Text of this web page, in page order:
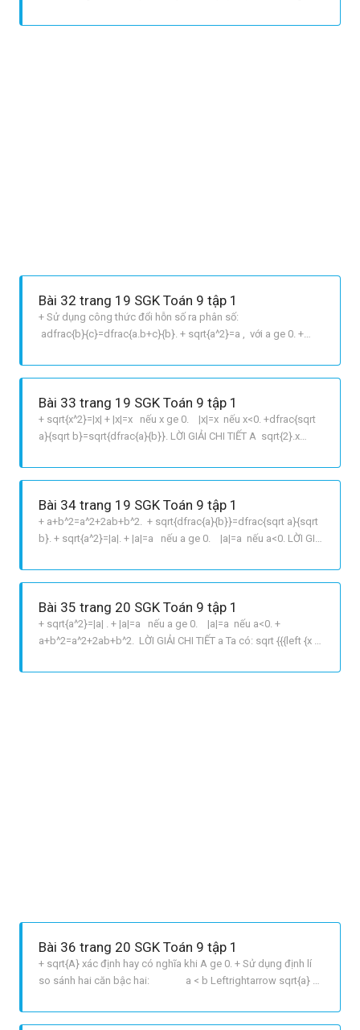
=sqrt{3^2}= 3. + sqrt {25} sqrt {16} = sqrt{5^2}sqrt{4^2}=5
Bài 32 trang 19 SGK Toán 9 tập 1
+ Sử dụng công thức đổi hỗn số ra phân số:
adfrac{b}{c}=dfrac{a.b+c}{b}. + sqrt{a^2}=a , với a ge 0. +
sqrt{ab}=sqrt{a}. sqrt{b}, với a, b ge 0. + a^2 b^2=aba+b LỜI
Bài 33 trang 19 SGK Toán 9 tập 1
+ sqrt{x^2}=|x| + |x|=x nếu x ge 0. |x|=x nếu x<0. +dfrac{sqrt
a}{sqrt b}=sqrt{dfrac{a}{b}}. LỜI GIẢI CHI TIẾT A sqrt{2}.x
x=dfrac{sqrt{50}}{sqrt{2}} Leftrightarrow x =sqrt{dfrac{50}{2}}
Bài 34 trang 19 SGK Toán 9 tập 1
+ a+b^2=a^2+2ab+b^2. + sqrt{dfrac{a}{b}}=dfrac{sqrt a}{sqrt
b}. + sqrt{a^2}=|a|. + |a|=a nếu a ge 0. |a|=a nếu a<0. LỜI GIẢI
{a^{2}b^{4}}}=ab^2.dfrac{sqrt{3}}{sqrt{a^2b^4}}
Bài 35 trang 20 SGK Toán 9 tập 1
+ sqrt{a^2}=|a| . + |a|=a nếu a ge 0. |a|=a nếu a<0. +
a+b^2=a^2+2ab+b^2. LỜI GIẢI CHI TIẾT a Ta có: sqrt {{{left {x 3}
left[ matrix{ x 3 = 9 hfill cr x 3 = 9 hfill cr} right. Leftrigh
Bài 36 trang 20 SGK Toán 9 tập 1
+ sqrt{A} xác định hay có nghĩa khi A ge 0. + Sử dụng định lí
so sánh hai căn bậc hai: a < b Leftrightarrow sqrt{a} <
LỜI GIẢI CHI TIẾT a ĐÚNG. Vì